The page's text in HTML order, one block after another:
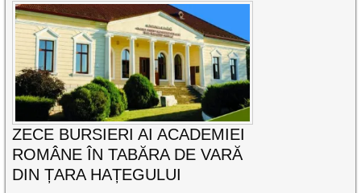
ZECE BURSIERI AI ACADEMIEI
ROMÂNE ÎN TABĂRA DE VARĂ
DIN ȚARA HAȚEGULUI